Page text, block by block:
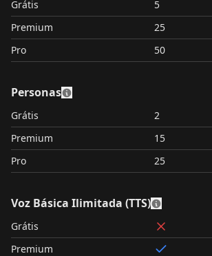
Grátis
5
Premium
25
Pro
50
Personas
Grátis
2
Premium
15
Pro
25
Voz Básica Ilimitada (TTS)
Grátis
Premium